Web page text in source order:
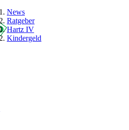
News
Ratgeber
Hartz IV
Kindergeld